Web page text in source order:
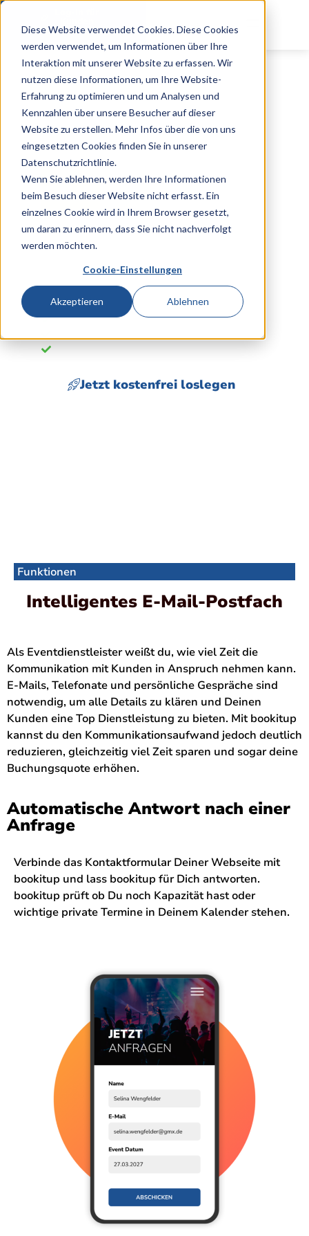
Diese Website verwendet Cookies. Diese Cookies
werden verwendet, um Informationen über Ihre
Interaktion mit unserer Website zu erfassen. Wir
nutzen diese Informationen, um Ihre Website-
Erfahrung zu optimieren und um Analysen und
Kennzahlen über unsere Besucher auf dieser
Website zu erstellen. Mehr Infos über die von uns
eingesetzten Cookies finden Sie in unserer
Datenschutzrichtlinie.
Wenn Sie ablehnen, werden Ihre Informationen
beim Besuch dieser Website nicht erfasst. Ein
einzelnes Cookie wird in Ihrem Browser gesetzt,
um daran zu erinnern, dass Sie nicht nachverfolgt
werden möchten.
Cookie-Einstellungen
Akzeptieren Ablehnen
EFFEKTIVE
E-MAIL
KOMMUNIKATION
Spare wertvolle Zeit mit Vorlagen &
Automatisierungen
Automatische Antwort nach Anfrage
Jetzt kostenfrei loslegen
Funktionen
Intelligentes E-Mail-Postfach
Als Eventdienstleister weißt du, wie viel Zeit die
Kommunikation mit Kunden in Anspruch nehmen kann.
E-Mails, Telefonate und persönliche Gespräche sind
notwendig, um alle Details zu klären und Deinen
Kunden eine Top Dienstleistung zu bieten. Mit bookitup
kannst du den Kommunikationsaufwand jedoch deutlich
reduzieren, gleichzeitig viel Zeit sparen und sogar deine
Buchungsquote erhöhen.
Automatische Antwort nach einer
Anfrage
Verbinde das Kontaktformular Deiner Webseite mit
bookitup und lass bookitup für Dich antworten.
bookitup prüft ob Du noch Kapazität hast oder
wichtige private Termine in Deinem Kalender stehen.